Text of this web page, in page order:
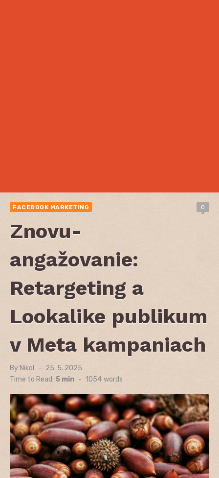
FACEBOOK MARKETING 0
Znovu-
angažovanie:
Retargeting a
Lookalike publikum
v Meta kampaniach
By Nikol
Posted
on
25. 5. 2025
Time to Read: 5 min - 1054 words